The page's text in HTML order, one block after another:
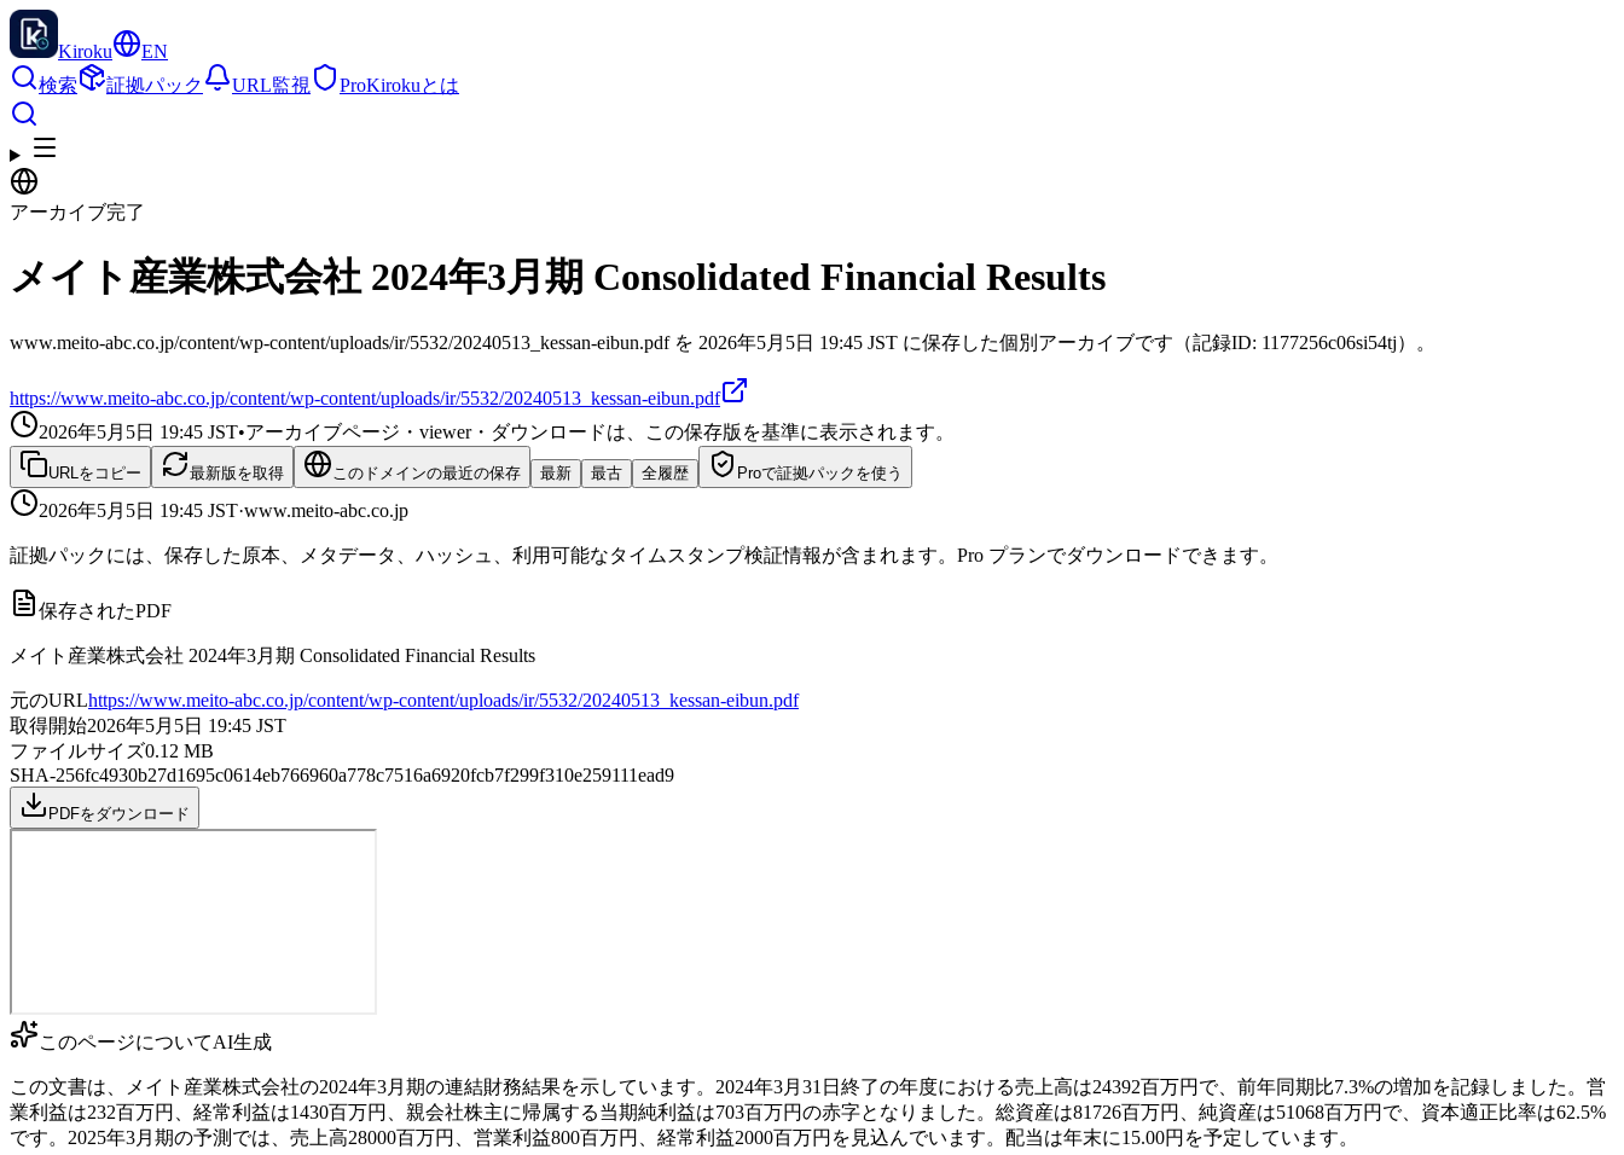
Kiroku
EN
検索
証拠パック URL監視 ProKirokuとは
アーカイブ完了
メイト産業株式会社 2024年3月期 Consolidated Financial Results
www.meito-abc.co.jp/content/wp-content/uploads/ir/5532/20240513_kessan-eibun.pdf を 2026年5月5日 19:45 JST に保存した個別アーカイブです（記録ID: 1177256c06si54tj）。
https://www.meito-abc.co.jp/content/wp-content/uploads/ir/5532/20240513_kessan-eibun.pdf
2026年5月5日 19:45 JST•アーカイブページ・viewer・ダウンロードは、この保存版を基準に表示されます。
URLをコピー 最新版を取得 このドメインの最近の保存 最新 最古 全履歴 Proで証拠パックを使う
2026年5月5日 19:45 JST·www.meito-abc.co.jp
証拠パックには、保存した原本、メタデータ、ハッシュ、利用可能なタイムスタンプ検証情報が含まれます。Pro プランでダウンロードできます。
保存されたPDF
メイト産業株式会社 2024年3月期 Consolidated Financial Results
元のURLhttps://www.meito-abc.co.jp/content/wp-content/uploads/ir/5532/20240513_kessan-eibun.pdf
取得開始2026年5月5日 19:45 JST
ファイルサイズ0.12 MB
SHA-256fc4930b27d1695c0614eb766960a778c7516a6920fcb7f299f310e259111ead9
PDFをダウンロード
このページについてAI生成
この文書は、メイト産業株式会社の2024年3月期の連結財務結果を示しています。2024年3月31日終了の年度における売上高は24392百万円で、前年同期比7.3%の増加を記録しました。営
業利益は232百万円、経常利益は1430百万円、親会社株主に帰属する当期純利益は703百万円の赤字となりました。総資産は81726百万円、純資産は51068百万円で、資本適正比率は62.5%
です。2025年3月期の予測では、売上高28000百万円、営業利益800百万円、経常利益2000百万円を見込んでいます。配当は年末に15.00円を予定しています。